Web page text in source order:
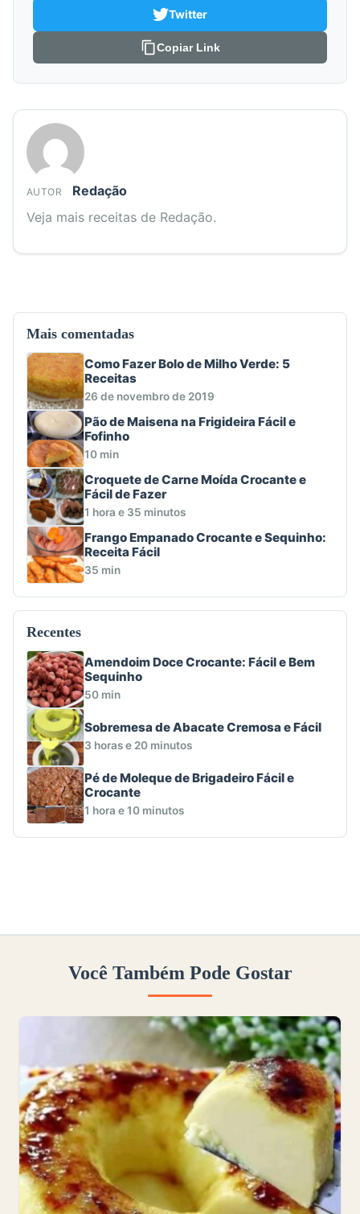
Mais comentadas
Como Fazer Bolo de Milho Verde: 5
Receitas
26 de novembro de 2019
Pão de Maisena na Frigideira Fácil e
Fofinho
10 min
Croquete de Carne Moída Crocante e
Fácil de Fazer
1 hora e 35 minutos
Frango Empanado Crocante e Sequinho:
Receita Fácil
35 min
Recentes
Amendoim Doce Crocante: Fácil e Bem
Sequinho
50 min
Sobremesa de Abacate Cremosa e Fácil
3 horas e 20 minutos
Pé de Moleque de Brigadeiro Fácil e
Crocante
1 hora e 10 minutos
Twitter
Copiar Link
AUTOR
Redação
Veja mais receitas de Redação.
Você Também Pode Gostar